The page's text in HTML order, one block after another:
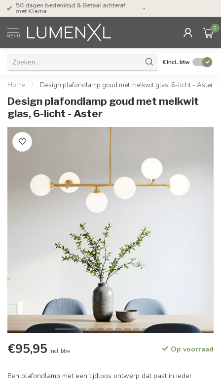
Tel: ma-do tot 23.00, vr tot 21.00, za tot
17.00 uur
MENU
0
€Incl. btw
Home / Design plafondlamp goud met melkwit glas, 6-licht - Aster
Design plafondlamp goud met melkwit
glas, 6-licht - Aster
€95,95 Incl. btw Op voorraad
Een plafondlamp met een tijdloos ontwerp dat past in ieder